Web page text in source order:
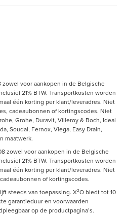
zowel voor aankopen in de Belgische
21% BTW. Transportkosten worden
één korting per klant/leveradres. Niet
cadeaubonnen of kortingscodes. Niet
Grohe, Duravit, Villeroy & Boch, Ideal
Soudal, Fernox, Viega, Easy Drain,
maatwerk.
zowel voor aankopen in de Belgische
21% BTW. Transportkosten worden
één korting per klant/leveradres. Niet
of kortingscodes.
steeds van toepassing. X²O biedt tot 10
garantieduur en voorwaarden
op de productpagina’s.